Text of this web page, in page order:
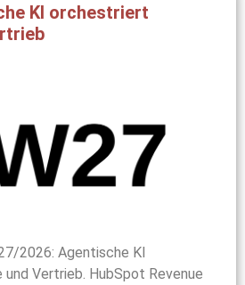
KI orchestriert
2026: Agentische KI
Vertrieb. HubSpot Revenue